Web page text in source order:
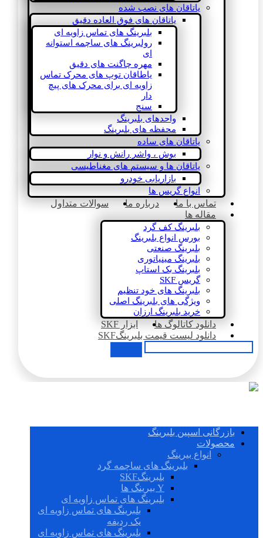
یاتاقان های نصب شده
یاتاقان های فوق العاده دقیق
بلبرینگ های تماس زاویه ای
رولبرینگ های ساچمه استوانه
ای
مهره چاگنت های دقیق
یاطاقان توپ های محرک تماس
زاویه ای برای محرک های پیچ
دار
سنج
واحدهای بلبرینگ
محفظه های بلبرینگ
یاتاقان های ساده
بوش ، واشر رانش و نوار
یاتاقان ها و سیستم های مغناطیسی
بازاریابی خودرو
انواع گریس ها
تماس با ما درباره ما
سوالات متداول
مقاله ها
بلبرینگ کف گرد
بورس انواع بلبرینگ
بلبرینگ صنعتی
بلبرینگ مینیاتوری
بلبرینگ بک استاپ
گریس SKF
بلبرینگ های خود تنظیم
ویژگی های بلبرینگ اصلی
خرید بلبرینگ ارزان
دانلود کاتالوگ ها
ابزار SKF
دانلود لیست قیمت بلبرینگSKF
بازرگانی اسپین بلبرینگ
محصولات
انواع بیرینگ
بلبرینگ های ساچمه گرد
بلبرینگSKF
Y بیرینگ ها
بلبرینگ های تماس زاویه ای
بلبرینگ های تماس زاویه ای
یک ردیفه
بلبرینگ های تماس زاویه ای